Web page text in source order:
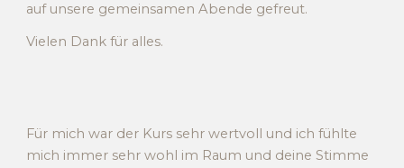
auf unsere gemeinsamen Abende gefreut.
Vielen Dank für alles.
Für mich war der Kurs sehr wertvoll und ich fühlte
mich immer sehr wohl im Raum und deine Stimme